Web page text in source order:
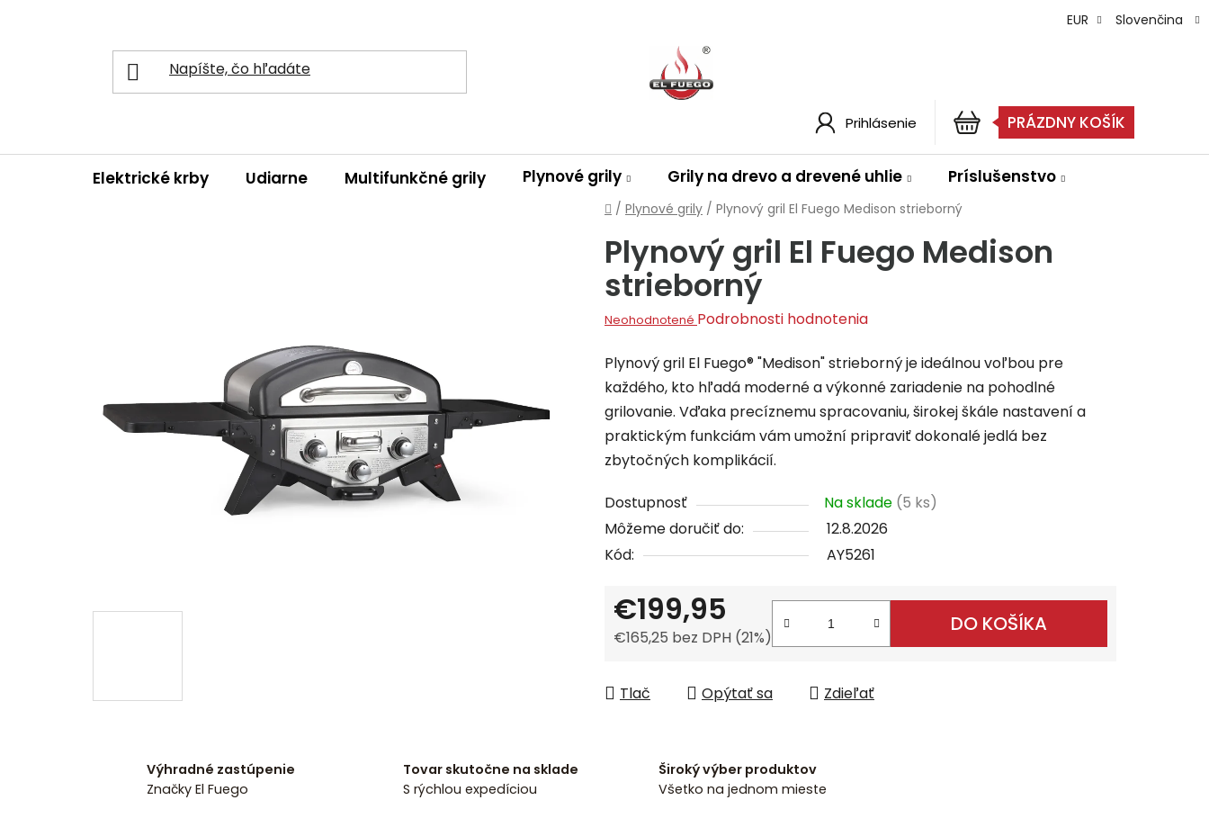
EUR Slovenčina
Prihlásenie
NÁKUPNÝ
KOŠÍK
PRÁZDNY KOŠÍK
Elektrické krby Udiarne Multifunkčné grily Plynové grily Grily na drevo a drevené uhlie Príslušenstvo
Domov
/ Plynové grily / Plynový gril El Fuego Medison strieborný
Plynový gril El Fuego Medison
strieborný
Priemerné
produktu
je
0,0
z
5
Neohodnotené Podrobnosti hodnotenia
Plynový gril El Fuego® "Medison" strieborný je ideálnou voľbou pre
každého, kto hľadá moderné a výkonné zariadenie na pohodlné
grilovanie. Vďaka precíznemu spracovaniu, širokej škále nastavení a
praktickým funkciám vám umožní pripraviť dokonalé jedlá bez
zbytočných komplikácií.
Dostupnosť Na sklade (5 ks)
Môžeme doručiť do:
12.8.2026
Kód:
AY5261
€199,95
€165,25 bez DPH (21%)
DO KOŠÍKA
Tlač Opýtať sa Zdieľať
Výhradné zastúpenie
Značky El Fuego
Tovar skutočne na sklade
S rýchlou expedíciou
Široký výber produktov
Všetko na jednom mieste